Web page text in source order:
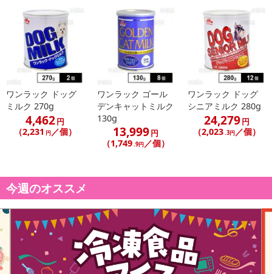
こちらの情報は2026年07月09日 時点での情報となります。
ワンラック ドッグ
ミルク 270g
4,462円
（2,231 円／個）
ワンラック ゴール
デンキャットミルク
130g
13,999円
（1,749.9円 ／個）
ワンラック ドッグ
シニアミルク 280g
24,279円
（2,023.3円 ／個）
今週のオススメ